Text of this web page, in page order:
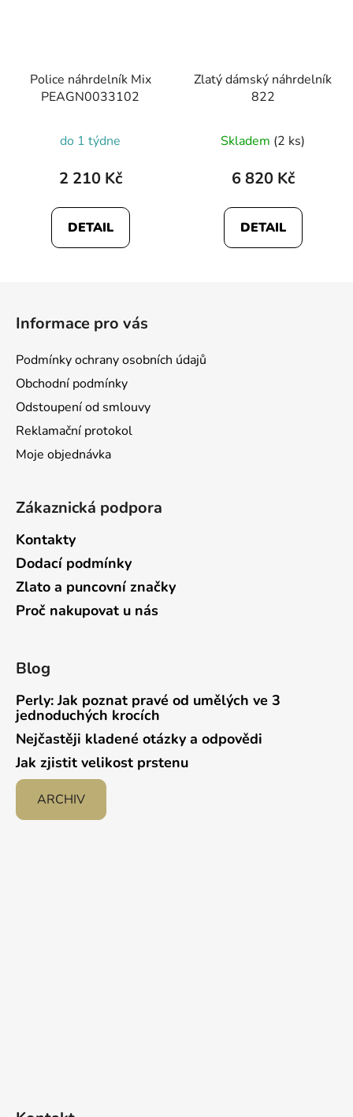
Police náhrdelník Mix
PEAGN0033102
do 1 týdne
2 210 Kč
DETAIL
Zlatý dámský náhrdelník
822
Skladem (2 ks)
6 820 Kč
DETAIL
Informace pro vás
Podmínky ochrany osobních údajů
Obchodní podmínky
Odstoupení od smlouvy
Reklamační protokol
Moje objednávka
Zákaznická podpora
Kontakty
Dodací podmínky
Zlato a puncovní značky
Proč nakupovat u nás
Blog
Perly: Jak poznat pravé od umělých ve 3
jednoduchých krocích
Nejčastěji kladené otázky a odpovědi
Jak zjistit velikost prstenu
ARCHIV